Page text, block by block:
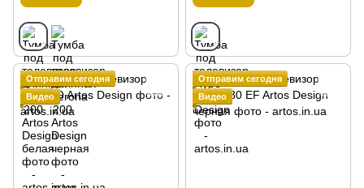
Отправим сегодня
Видео
Отправим сегодня
Видео